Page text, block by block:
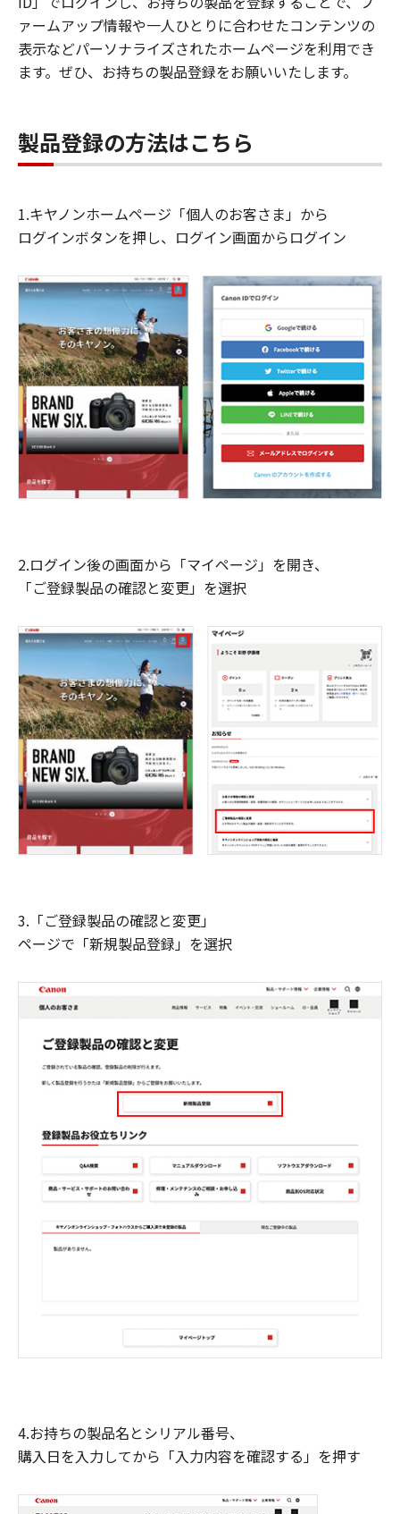
ァームアップ情報や一人ひとりに合わせたコンテンツの
表示などパーソナライズされたホームページを利用でき
ます。ぜひ、お持ちの製品登録をお願いいたします。
製品登録の方法はこちら
1.キヤノンホームページ「個人のお客さま」から
ログインボタンを押し、ログイン画面からログイン
2.ログイン後の画面から「マイページ」を開き、
「ご登録製品の確認と変更」を選択
3.「ご登録製品の確認と変更」
ページで「新規製品登録」を選択
4.お持ちの製品名とシリアル番号、
購入日を入力してから「入力内容を確認する」を押す